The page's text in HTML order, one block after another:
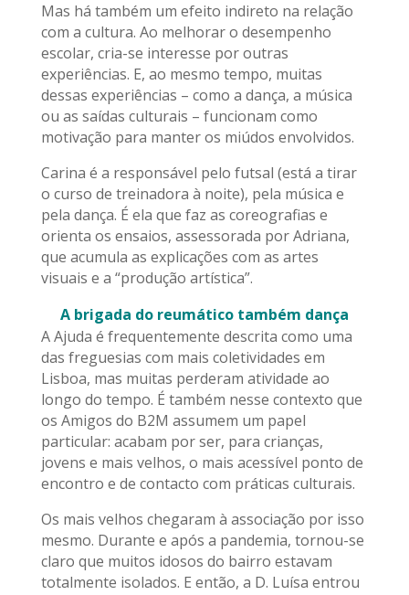
Mas há também um efeito indireto na relação
com a cultura. Ao melhorar o desempenho
escolar, cria-se interesse por outras
experiências. E, ao mesmo tempo, muitas
dessas experiências – como a dança, a música
ou as saídas culturais – funcionam como
motivação para manter os miúdos envolvidos.
Carina é a responsável pelo futsal (está a tirar
o curso de treinadora à noite), pela música e
pela dança. É ela que faz as coreografias e
orienta os ensaios, assessorada por Adriana,
que acumula as explicações com as artes
visuais e a “produção artística”.
A brigada do reumático também dança
A Ajuda é frequentemente descrita como uma
das freguesias com mais coletividades em
Lisboa, mas muitas perderam atividade ao
longo do tempo. É também nesse contexto que
os Amigos do B2M assumem um papel
particular: acabam por ser, para crianças,
jovens e mais velhos, o mais acessível ponto de
encontro e de contacto com práticas culturais.
Os mais velhos chegaram à associação por isso
mesmo. Durante e após a pandemia, tornou-se
claro que muitos idosos do bairro estavam
totalmente isolados. E então, a D. Luísa entrou